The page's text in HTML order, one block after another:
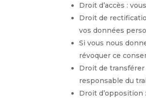
Droit d’accès :
Droit de
vos données
Si vous nous
révoquer ce
Droit de
responsable du
Droit d’opposition